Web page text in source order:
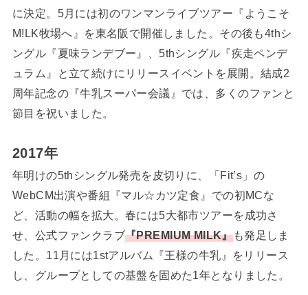
に決定。5月には初のワンマンライブツアー『ようこそ
M!LK牧場へ』を東名阪で開催しました。その後も4thシ
ングル『夏味ランデブー』、5thシングル『疾走ペンデ
ュラム』と立て続けにリリースイベントを展開。結成2
周年記念の『牛乳スーパー会議』では、多くのファンと
節目を祝いました。
2017年
年明けの5thシングル発売を皮切りに、「Fit’s」の
WebCM出演や番組『マル☆カツ定食』での初MCな
ど、活動の幅を拡大。春には5大都市ツアーを成功さ
せ、公式ファンクラブ『PREMIUM MILK』も発足しま
した。11月には1stアルバム『王様の牛乳』をリリース
し、グループとしての基盤を固めた1年となりました。